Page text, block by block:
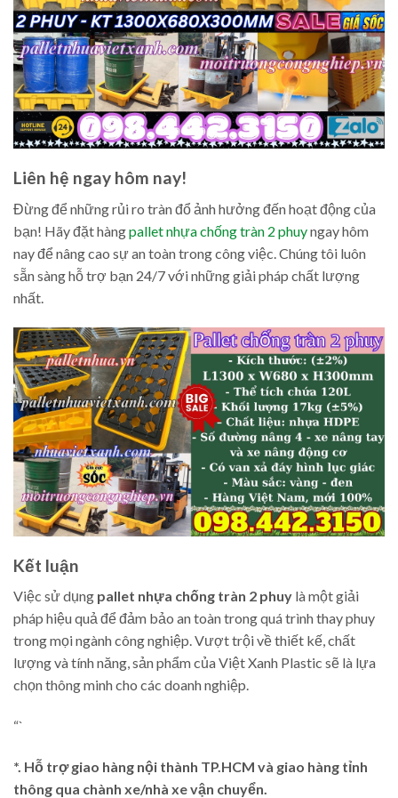
Liên hệ ngay hôm nay!
Đừng để những rủi ro tràn đổ ảnh hưởng đến hoạt động của
bạn! Hãy đặt hàngpallet nhựa chống tràn 2 phuyngay hôm
nay để nâng cao sự an toàn trong công việc. Chúng tôi luôn
sẵn sàng hỗ trợ bạn 24/7 với những giải pháp chất lượng
nhất.
Kết luận
Việc sử dụng pallet nhựa chống tràn 2 phuy là một giải
pháp hiệu quả để đảm bảo an toàn trong quá trình thay phuy
trong mọi ngành công nghiệp. Vượt trội về thiết kế, chất
lượng và tính năng, sản phẩm của Việt Xanh Plastic sẽ là lựa
chọn thông minh cho các doanh nghiệp.
“`
*. Hỗ trợ giao hàng nội thành TP.HCM và giao hàng tỉnh
thông qua chành xe/nhà xe vận chuyển.